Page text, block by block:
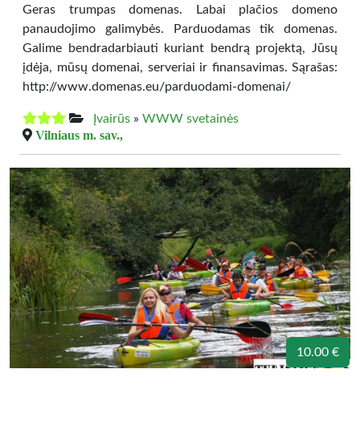
Geras trumpas domenas. Labai plačios domeno
panaudojimo galimybės. Parduodamas tik domenas.
Galime bendradarbiauti kuriant bendrą projektą, Jūsų
įdėja, mūsų domenai, serveriai ir finansavimas. Sąrašas:
http://www.domenas.eu/parduodami-domenai/
Įvairūs » WWW svetainės
Vilniaus m. sav.,
10.00 €